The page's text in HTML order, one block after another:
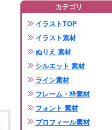
カテゴリ
イラストTOP
イラスト素材
ぬりえ 素材
シルエット 素材
ライン素材
フレーム・枠素材
フォント 素材
プロフィール素材